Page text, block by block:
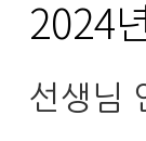
2024
선생님